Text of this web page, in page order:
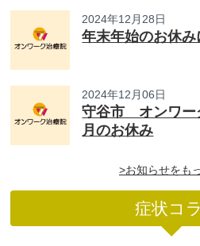
2024年12月28日
年末年始のお休み
2024年12月06日
守谷市 オンワ
月のお休み
>お知らせをも
症状コ